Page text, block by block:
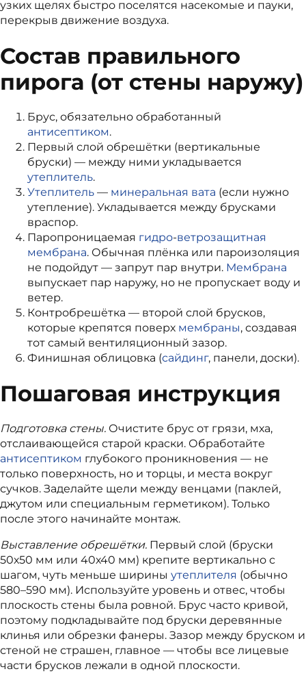
узких щелях быстро поселятся насекомые и пауки,
перекрыв движение воздуха.
Состав правильного
пирога (от стены наружу)
Брус, обязательно обработанный
антисептиком.
Первый слой обрешётки (вертикальные
бруски) — между ними укладывается
утеплитель.
Утеплитель — минеральная вата (если нужно
утепление). Укладывается между брусками
враспор.
Паропроницаемая гидро-ветрозащитная
мембрана. Обычная плёнка или пароизоляция
не подойдут — запрут пар внутри. Мембрана
выпускает пар наружу, но не пропускает воду и
ветер.
Контробрешётка — второй слой брусков,
которые крепятся поверх мембраны, создавая
тот самый вентиляционный зазор.
Финишная облицовка (сайдинг, панели, доски).
Пошаговая инструкция
Подготовка стены. Очистите брус от грязи, мха,
отслаивающейся старой краски. Обработайте
антисептиком глубокого проникновения — не
только поверхность, но и торцы, и места вокруг
сучков. Заделайте щели между венцами (паклей,
джутом или специальным герметиком). Только
после этого начинайте монтаж.
Выставление обрешётки. Первый слой (бруски
50х50 мм или 40х40 мм) крепите вертикально с
шагом, чуть меньше ширины утеплителя (обычно
580–590 мм). Используйте уровень и отвес, чтобы
плоскость стены была ровной. Брус часто кривой,
поэтому подкладывайте под бруски деревянные
клинья или обрезки фанеры. Зазор между бруском и
стеной не страшен, главное — чтобы все лицевые
части брусков лежали в одной плоскости.